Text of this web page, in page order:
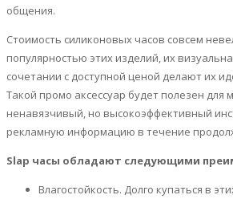
общения.
Стоимость силиконовых часов совсем
популярностью этих изделий, их
сочетании с доступной ценой делают их
Такой промо аксессуар будет полезен
ненавязчивый, но высокоэффективный
рекламную информацию в течение
Slap часы обладают следующими
Влагостойкость. Долго купаться в